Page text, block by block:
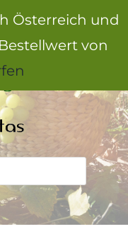
Österreich und
von